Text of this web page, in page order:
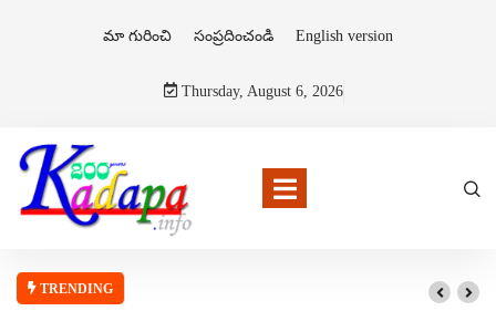
మా గురించి సంప్రదించండి English version
Thursday, August 6, 2026
TRENDING